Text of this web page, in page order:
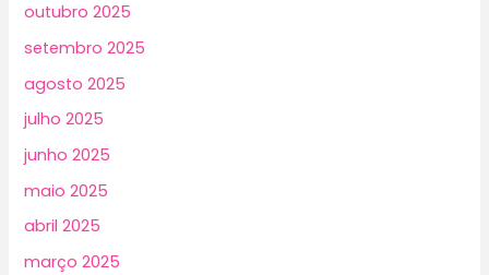
outubro 2025
setembro 2025
agosto 2025
julho 2025
junho 2025
maio 2025
abril 2025
março 2025